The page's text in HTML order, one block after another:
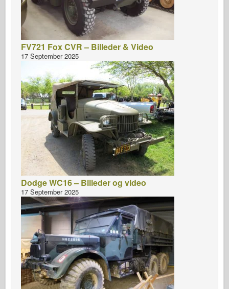
FV721 Fox CVR – Billeder & Video
17 September 2025
Dodge WC16 – Billeder og video
17 September 2025